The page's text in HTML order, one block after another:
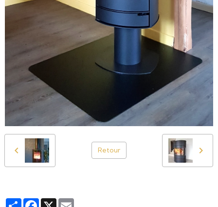
Retour
PartagerFacebook
X